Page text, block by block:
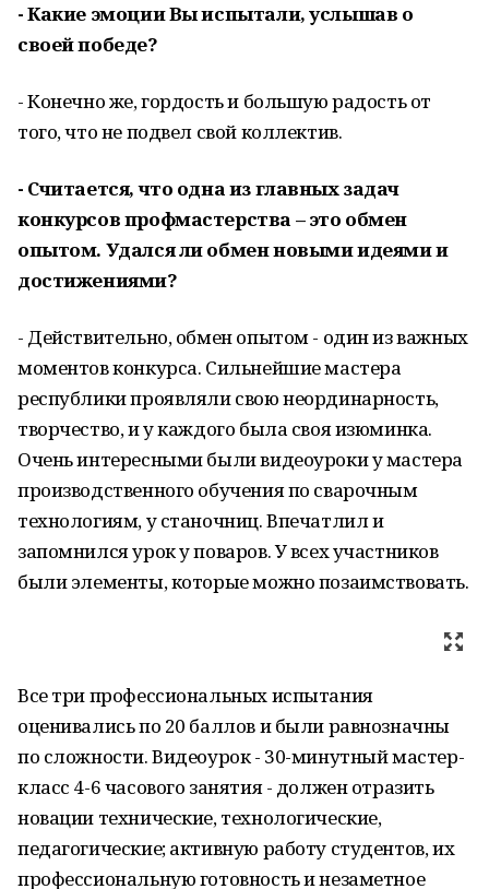
- Какие эмоции Вы испытали, услышав о
своей победе?
- Конечно же, гордость и большую радость от
того, что не подвел свой коллектив.
- Считается, что одна из главных задач
конкурсов профмастерства – это обмен
опытом. Удался ли обмен новыми идеями и
достижениями?
- Действительно, обмен опытом - один из важных
моментов конкурса. Сильнейшие мастера
республики проявляли свою неординарность,
творчество, и у каждого была своя изюминка.
Очень интересными были видеоуроки у мастера
производственного обучения по сварочным
технологиям, у станочниц. Впечатлил и
запомнился урок у поваров. У всех участников
были элементы, которые можно позаимствовать.
Все три профессиональных испытания
оценивались по 20 баллов и были равнозначны
по сложности. Видеоурок - 30-минутный мастер-
класс 4-6 часового занятия - должен отразить
новации технические, технологические,
педагогические; активную работу студентов, их
профессиональную готовность и незаметное